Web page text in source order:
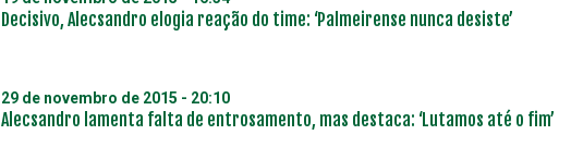
Decisivo, Alecsandro elogia reação do time: ‘Palmeirense nunca desiste’
29 de novembro de 2015 - 20:10
Alecsandro lamenta falta de entrosamento, mas destaca: ‘Lutamos até o fim’